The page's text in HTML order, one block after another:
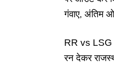
गंवाए, अंतिम
RR vs LSG
रन देकर